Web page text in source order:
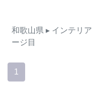
和歌山県 ▸ インテリア
ージ目
1